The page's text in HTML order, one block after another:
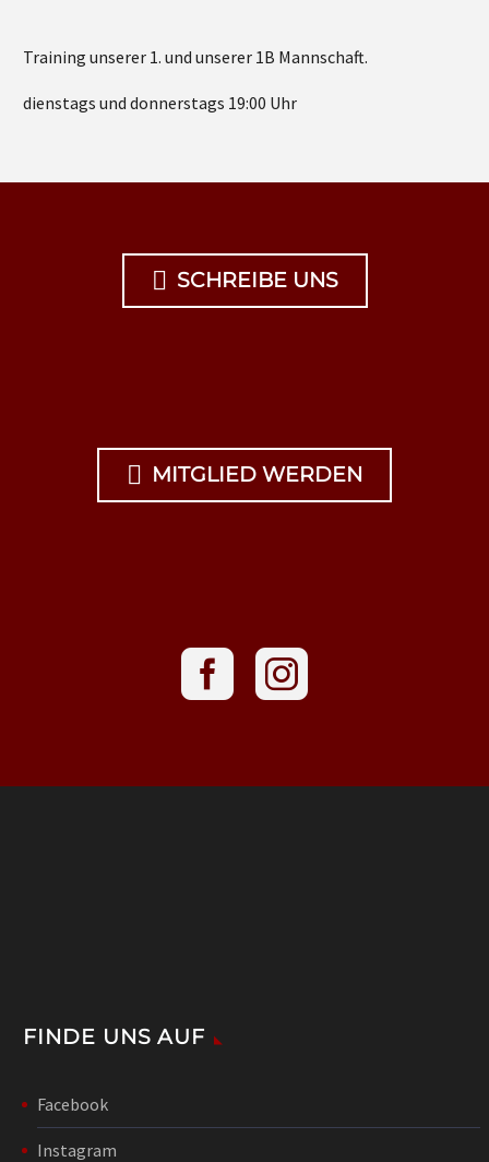
Training unserer 1. und unserer 1B Mannschaft.
dienstags und donnerstags 19:00 Uhr
 SCHREIBE UNS
 MITGLIED WERDEN
FINDE UNS AUF
Facebook
Instagram